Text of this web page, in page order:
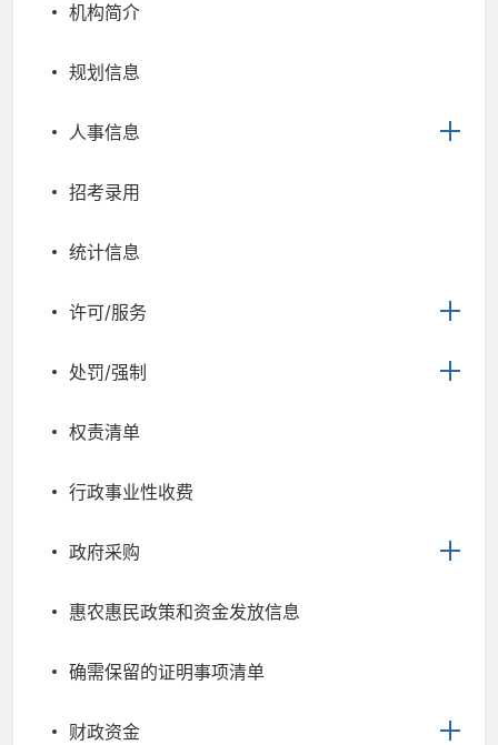
机构简介
规划信息
人事信息
招考录用
统计信息
许可/服务
处罚/强制
权责清单
行政事业性收费
政府采购
惠农惠民政策和资金发放信息
确需保留的证明事项清单
财政资金